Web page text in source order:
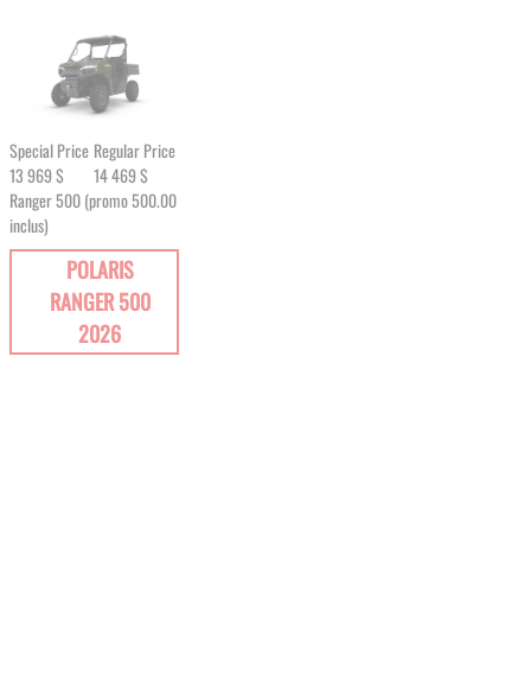
Special Price
13 969 $
Regular Price
14 469 $
Ranger 500 (promo 500.00
inclus)
POLARIS
RANGER 500
2026